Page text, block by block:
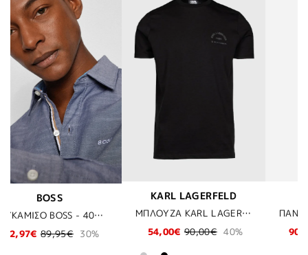
ΜΠΛΟΥΖΑ KARL LAGERFIELD - 910 ΜΑΥΡΟ
40%
ΠΑΝΤΕΛΟΝΙ BOSS - 374 ΠΡΑΣΙΝΟ
90,97€
129,95€ 30%
ΤΖΗΝ JOOP! -